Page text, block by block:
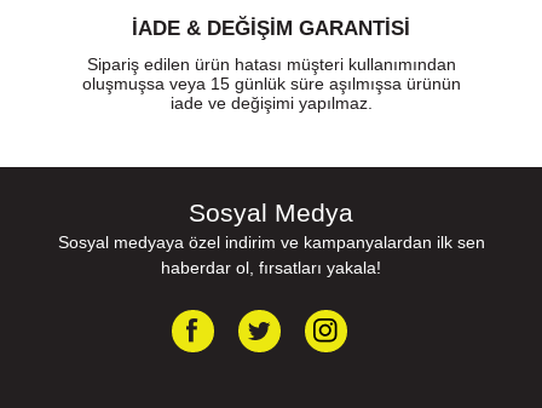
İADE & DEĞİŞİM GARANTİSİ
Sipariş edilen ürün hatası müşteri kullanımından
oluşmuşsa veya 15 günlük süre aşılmışsa ürünün
iade ve değişimi yapılmaz.
Sosyal Medya
Sosyal medyaya özel indirim ve kampanyalardan ilk sen
haberdar ol, fırsatları yakala!